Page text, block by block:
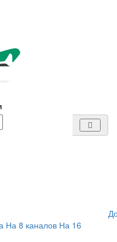
На 8 каналов На 16